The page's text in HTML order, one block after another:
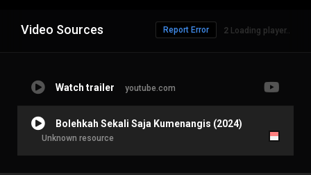
Video Sources 1 Loading player..
Report Error
Watch trailer youtube.com
Bolehkah Sekali Saja Kumenangis (2024)
Unknown resource